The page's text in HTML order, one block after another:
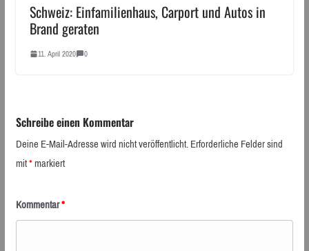
Schweiz: Einfamilienhaus, Carport und Autos in
Brand geraten
11. April 2020 0
Schreibe einen Kommentar
Deine E-Mail-Adresse wird nicht veröffentlicht.Erforderliche Felder sind
mit*markiert
Kommentar*